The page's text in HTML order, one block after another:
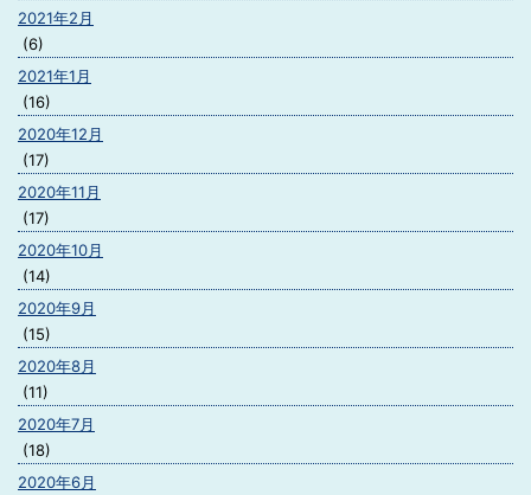
2021年2月
(6)
2021年1月
(16)
2020年12月
(17)
2020年11月
(17)
2020年10月
(14)
2020年9月
(15)
2020年8月
(11)
2020年7月
(18)
2020年6月